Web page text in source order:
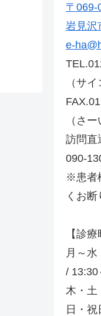
〒069-
岩見沢
e-
（サ
（さ
訪問直
090-
※患者
くお
【診療
月～
/ 13:30
木・土
日・祝